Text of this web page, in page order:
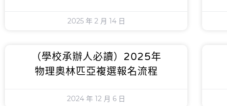
2025 年 2 月 14 日
（學校承辦人必讀）2025年
物理奧林匹亞複選報名流程
2024 年 12 月 6 日